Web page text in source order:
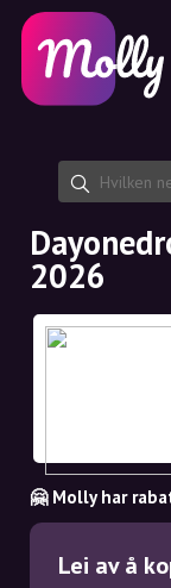
Hudpleie
Hårpleie
Del rabattkode
Funksjoner
Jobb
Om oss
Samarbeid
Plattform
Molly til iPhone
Molly til Android
NO
EN
NO
DE
2026
🤗 Molly har
Lei av å